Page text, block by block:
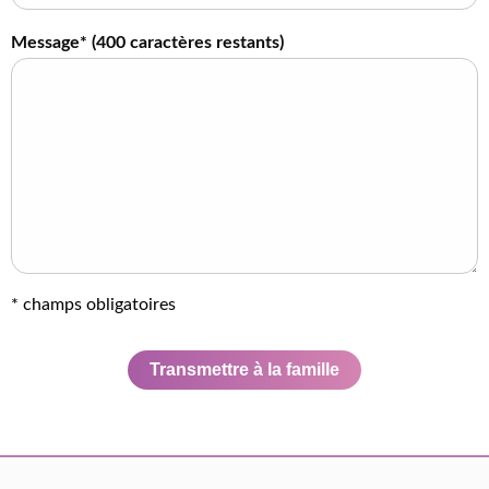
Message* (400 caractères restants)
* champs obligatoires
Transmettre à la famille